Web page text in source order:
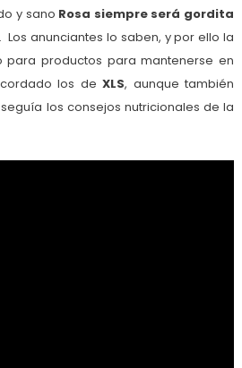
y sano Rosa siempre será gordita
. Los anunciantes lo saben, y por ello la
para productos para mantenerse en
los deXLS, aunque también
los consejos nutricionales de la